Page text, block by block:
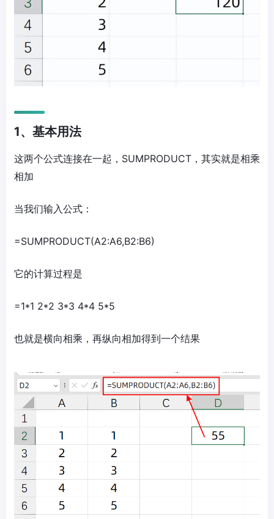
1、基本用法
这两个公式连接在一起，SUMPRODUCT，其实就是相乘
相加
当我们输入公式：
=SUMPRODUCT(A2:A6,B2:B6)
它的计算过程是
=1*1 2*2 3*3 4*4 5*5
也就是横向相乘，再纵向相加得到一个结果